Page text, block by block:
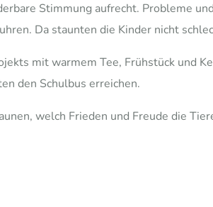
Stimmung aufrecht. Probleme
Da staunten die Kinder nicht
mit warmem Tee, Frühstück und
den Schulbus erreichen.
welch Frieden und Freude die